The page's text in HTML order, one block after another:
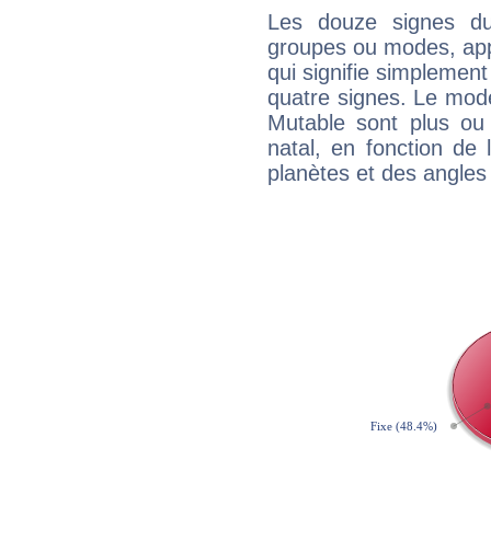
Les douze signes
groupes ou modes,
qui signifie
quatre signes. Le
Mutable sont plus
natal, en fonction de
planètes et des